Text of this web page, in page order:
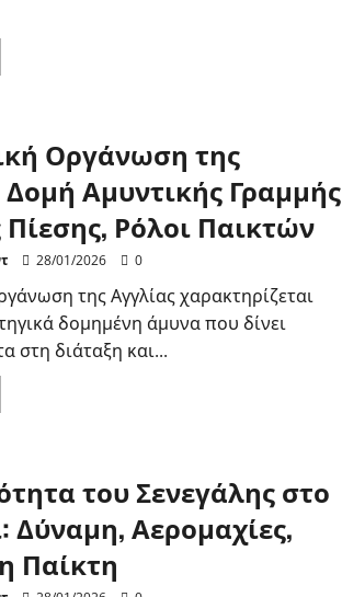
Οργάνωση της
Δομή Αμυντικής
Πίεσης, Ρόλοι Παικτών
28/01/2026 0
της Αγγλίας χαρακτηρίζεται
δομημένη άμυνα που δίνει
στη διάταξη και...
του Σενεγάλης στο
Δύναμη, Αερομαχίες,
Παίκτη